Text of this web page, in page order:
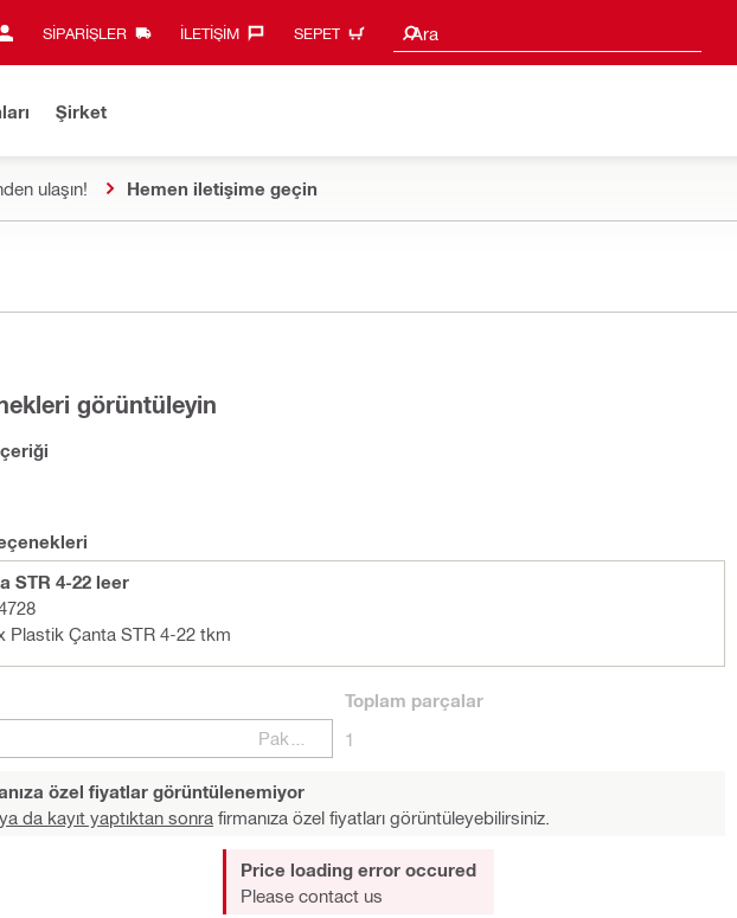
SIPARIŞLER İLETIŞIM‎ SEPET Ara
Arama Önerileri
Şirket
ulaşın! Hemen iletişime geçin
görüntüleyin
STR 4-22 leer
Plastik Çanta STR 4-22 tkm
Toplam parçalar
1
özel fiyatlar görüntülenemiyor
da kayıt yaptıktan sonra firmanıza özel fiyatları görüntüleyebilirsiniz.
Price loading error occured
Please contact us